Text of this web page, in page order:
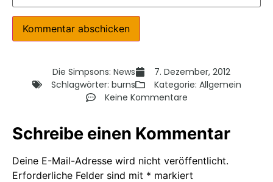
Die Simpsons: News
7. Dezember, 2012
Schlagwörter: burns Kategorie: Allgemein
Keine Kommentare
Schreibe einen Kommentar
Deine E-Mail-Adresse wird nicht veröffentlicht.
Erforderliche Felder sind mit * markiert